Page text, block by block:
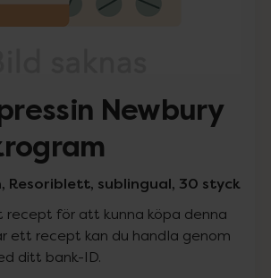
Newbury
Resoriblett, sublingual, 30 styck
recept för att kunna köpa denna
ett recept kan du handla genom
ditt bank-ID.